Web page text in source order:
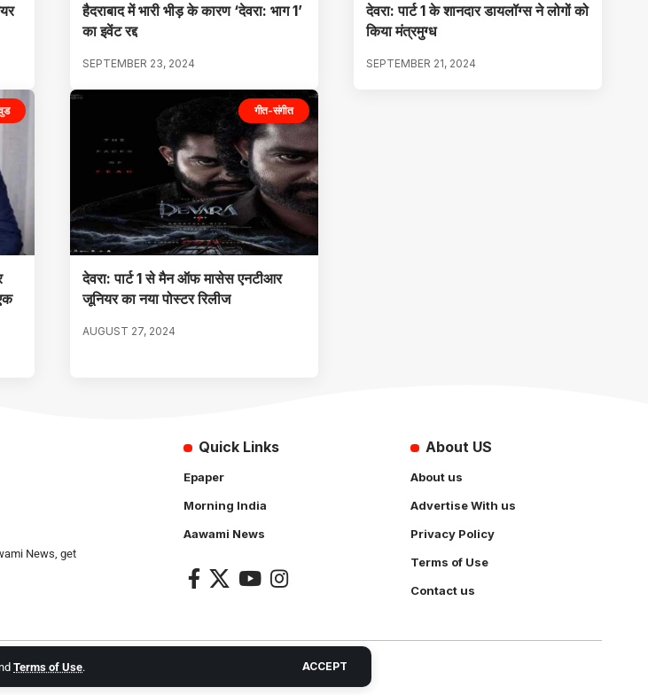
Terms of Use. ACCEPT
हैदराबाद में भारी भीड़ के कारण ‘देवरा: भाग 1’
का इवेंट रद्द
SEPTEMBER 23, 2024
देवरा: पार्ट 1 के शानदार डायलॉग्स ने लोगों को
किया मंत्रमुग्ध
SEPTEMBER 21, 2024
गीत-संगीत
देवरा: पार्ट 1 से मैन ऑफ मासेस एनटीआर
जूनियर का नया पोस्टर रिलीज
AUGUST 27, 2024
News, get
Quick Links
Epaper
Morning India
Aawami News
About US
About us
Advertise With us
Privacy Policy
Terms of Use
Contact us
Created by and Maintanance by